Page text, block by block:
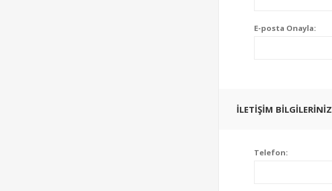
E-posta Onayla:
İLETIŞIM BILGILERINIZ
Telefon: